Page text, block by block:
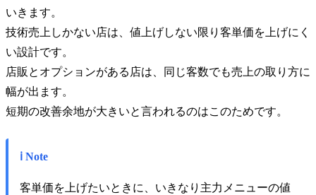
いきます。
技術売上しかない店は、値上げしない限り客単価を上げにく
い設計です。
店販とオプションがある店は、同じ客数でも売上の取り方に
幅が出ます。
短期の改善余地が大きいと言われるのはこのためです。
ℹ️ Note
客単価を上げたいときに、いきなり主力メニューの値